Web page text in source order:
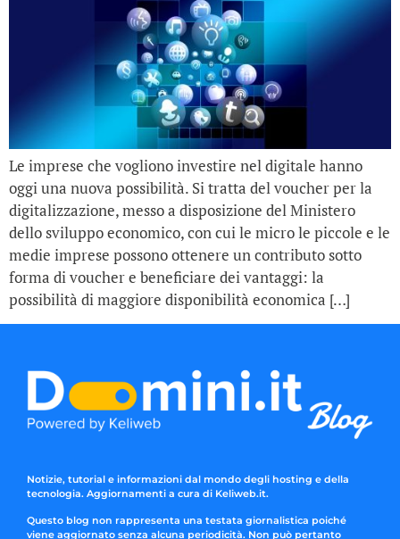
Le imprese che vogliono investire nel digitale hanno
oggi una nuova possibilità. Si tratta del voucher per la
digitalizzazione, messo a disposizione del Ministero
dello sviluppo economico, con cui le micro le piccole e le
medie imprese possono ottenere un contributo sotto
forma di voucher e beneficiare dei vantaggi: la
possibilità di maggiore disponibilità economica […]
Notizie, tutorial e informazioni dal mondo degli hosting e della
tecnologia. Aggiornamenti a cura di Keliweb.it.
Questo blog non rappresenta una testata giornalistica poiché
viene aggiornato senza alcuna periodicità. Non può pertanto